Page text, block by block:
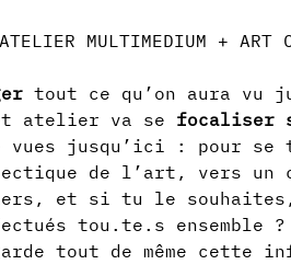
tout ce qu’on aura vu
atelier va se focaliser
vues jusqu’ici : pour se
de l’art, vers un
et si tu le souhaites,
tou.te.s ensemble
tout de même cette